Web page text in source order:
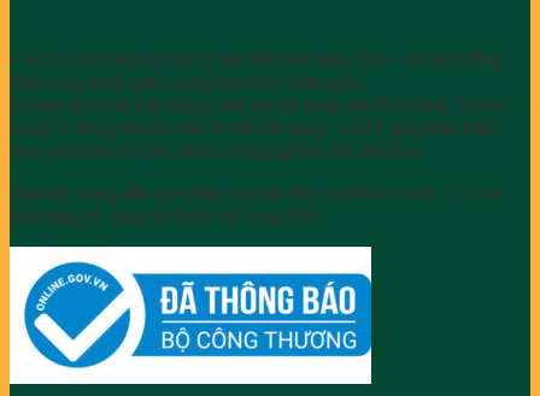
– Đơn vị thi công sơn sàn & sân thể thao hàng đầu – 10 năm đồng
hành cùng hàng nghìn công trình trên toàn quốc.
Chuyên thi công sơn epoxy, mài sàn bê tông, sân Pickleball, Tennis,
bóng rổ, bóng chuyền, nhà thi đấu đa năng… với hệ giải pháp toàn
diện, phù hợp mọi nhu cầu từ công nghiệp đến thể thao.
Cam kết mang đến giải pháp sàn bền đẹp, chuẩn kỹ thuật – tối ưu
hiệu năng sử dụng và thẩm mỹ công trình.